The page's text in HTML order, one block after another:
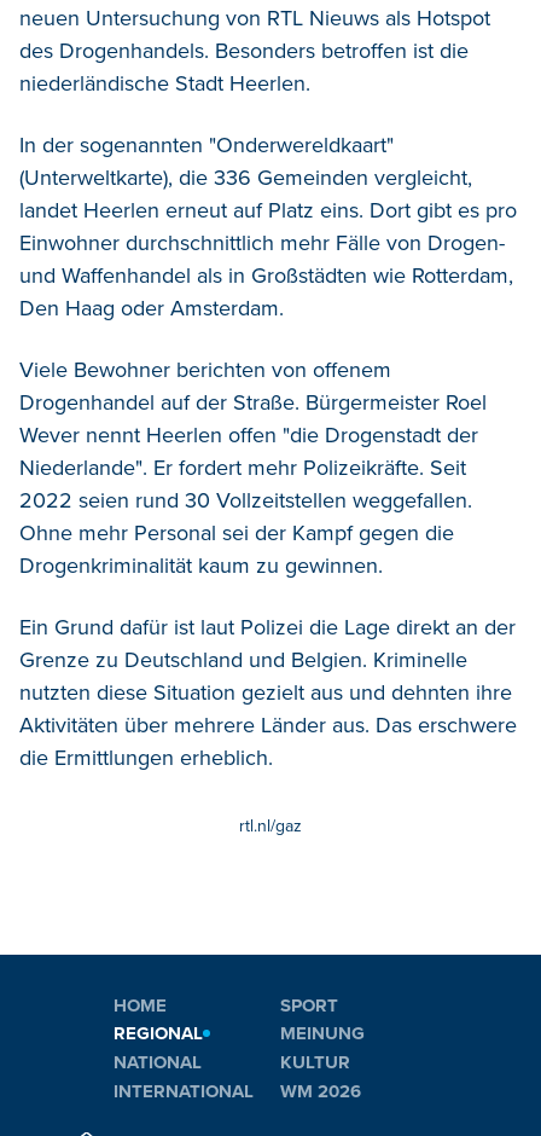
neuen Untersuchung von RTL Nieuws als Hotspot
des Drogenhandels. Besonders betroffen ist die
niederländische Stadt Heerlen.
In der sogenannten "Onderwereldkaart"
(Unterweltkarte), die 336 Gemeinden vergleicht,
landet Heerlen erneut auf Platz eins. Dort gibt es pro
Einwohner durchschnittlich mehr Fälle von Drogen-
und Waffenhandel als in Großstädten wie Rotterdam,
Den Haag oder Amsterdam.
Viele Bewohner berichten von offenem
Drogenhandel auf der Straße. Bürgermeister Roel
Wever nennt Heerlen offen "die Drogenstadt der
Niederlande". Er fordert mehr Polizeikräfte. Seit
2022 seien rund 30 Vollzeitstellen weggefallen.
Ohne mehr Personal sei der Kampf gegen die
Drogenkriminalität kaum zu gewinnen.
Ein Grund dafür ist laut Polizei die Lage direkt an der
Grenze zu Deutschland und Belgien. Kriminelle
nutzten diese Situation gezielt aus und dehnten ihre
Aktivitäten über mehrere Länder aus. Das erschwere
die Ermittlungen erheblich.
rtl.nl/gaz
HOME
REGIONAL
NATIONAL
INTERNATIONAL
SPORT
MEINUNG
KULTUR
WM 2026